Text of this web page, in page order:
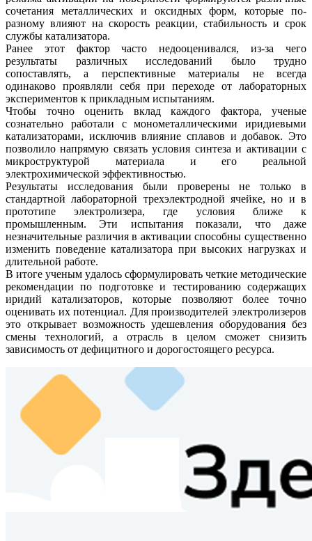
сочетания металлических и оксидных форм, которые по-
разному влияют на скорость реакции, стабильность и срок
службы катализатора.
Ранее этот фактор часто недооценивался, из-за чего
результаты различных исследований было трудно
сопоставлять, а перспективные материалы не всегда
одинаково проявляли себя при переходе от лабораторных
экспериментов к прикладным испытаниям.
Чтобы точно оценить вклад каждого фактора, ученые
сознательно работали с монометаллическими иридиевыми
катализаторами, исключив влияние сплавов и добавок. Это
позволило напрямую связать условия синтеза и активации с
микроструктурой материала и его реальной
электрохимической эффективностью.
Результаты исследования были проверены не только в
стандартной лабораторной трехэлектродной ячейке, но и в
прототипе электролизера, где условия ближе к
промышленным. Эти испытания показали, что даже
незначительные различия в активации способны существенно
изменить поведение катализатора при высоких нагрузках и
длительной работе.
В итоге ученым удалось сформулировать четкие методические
рекомендации по подготовке и тестированию содержащих
иридий катализаторов, которые позволяют более точно
оценивать их потенциал. Для производителей электролизеров
это открывает возможность удешевления оборудования без
смены технологий, а отрасль в целом сможет снизить
зависимость от дефицитного и дорогостоящего ресурса.